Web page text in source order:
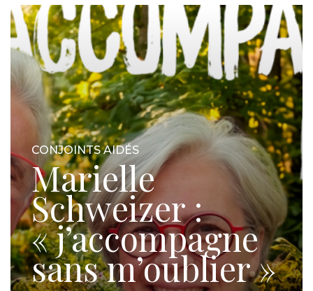
CONJOINTS AIDÉS
Marielle
Schweizer :
« j’accompagne
sans m’oublier »